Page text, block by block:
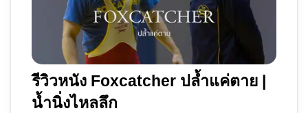
รีวิวหนัง Foxcatcher ปล้ำแค่ตาย |
น้ำนิ่งไหลลึก